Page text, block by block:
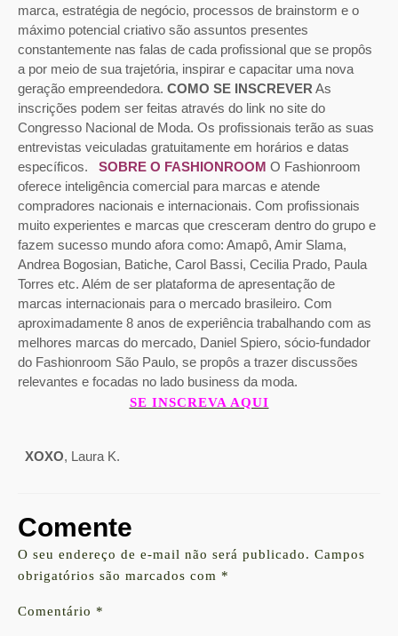
marca, estratégia de negócio, processos de brainstorm e o
máximo potencial criativo são assuntos presentes
constantemente nas falas de cada profissional que se propôs
a por meio de sua trajetória, inspirar e capacitar uma nova
geração empreendedora. COMO SE INSCREVER As
inscrições podem ser feitas através do link no site do
Congresso Nacional de Moda. Os profissionais terão as suas
entrevistas veiculadas gratuitamente em horários e datas
específicos. SOBRE O FASHIONROOM O Fashionroom
oferece inteligência comercial para marcas e atende
compradores nacionais e internacionais. Com profissionais
muito experientes e marcas que cresceram dentro do grupo e
fazem sucesso mundo afora como: Amapô, Amir Slama,
Andrea Bogosian, Batiche, Carol Bassi, Cecilia Prado, Paula
Torres etc. Além de ser plataforma de apresentação de
marcas internacionais para o mercado brasileiro. Com
aproximadamente 8 anos de experiência trabalhando com as
melhores marcas do mercado, Daniel Spiero, sócio-fundador
do Fashionroom São Paulo, se propôs a trazer discussões
relevantes e focadas no lado business da moda.
SE INSCREVA AQUI
XOXO, Laura K.
Comente
O seu endereço de e-mail não será publicado. Campos
obrigatórios são marcados com *
Comentário *